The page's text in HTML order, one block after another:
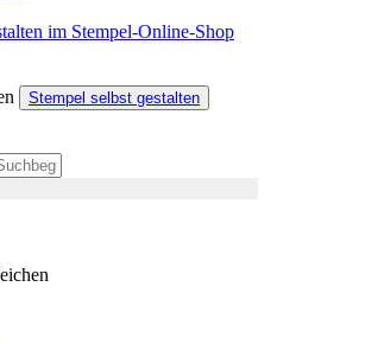
Stempel selbst gestalten